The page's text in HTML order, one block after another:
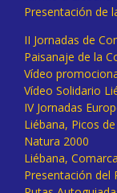
Presentación de
II Jornadas de
Paisanaje de la
Vídeo
Vídeo Solidario
IV Jornadas
Liébana, Picos
Natura 2000
Liébana,
Presentación del